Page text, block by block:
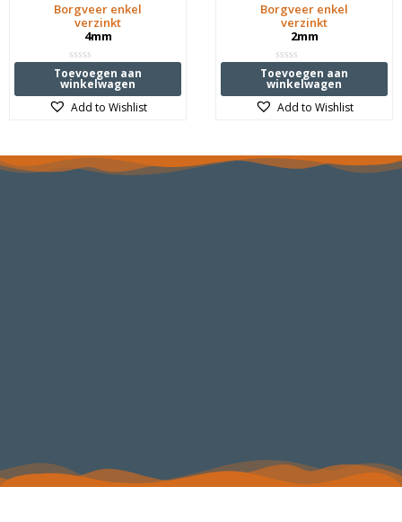
Borgveer enkel
verzinkt
4mm
Waardering
0
uit
5
Toevoegen aan
winkelwagen
Add to Wishlist
Borgveer enkel
verzinkt
2mm
Waardering
0
uit
5
Toevoegen aan
winkelwagen
Add to Wishlist